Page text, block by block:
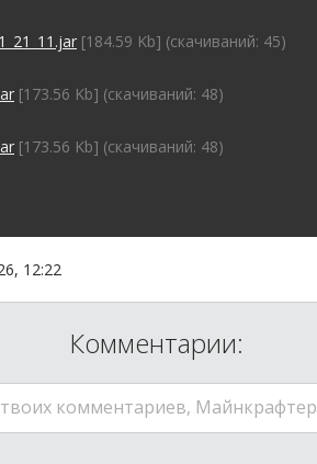
[184.59 Kb] (cкачиваний: 45)
[173.56 Kb] (cкачиваний: 48)
[173.56 Kb] (cкачиваний: 48)
12:22
Комментарии:
комментариев, Майнкрафтер